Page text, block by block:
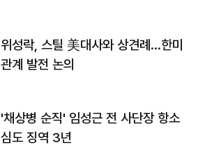
위성락, 스틸 美대사와 상견례…한미
관계 발전 논의
'채상병 순직' 임성근 전 사단장 항소
심도 징역 3년